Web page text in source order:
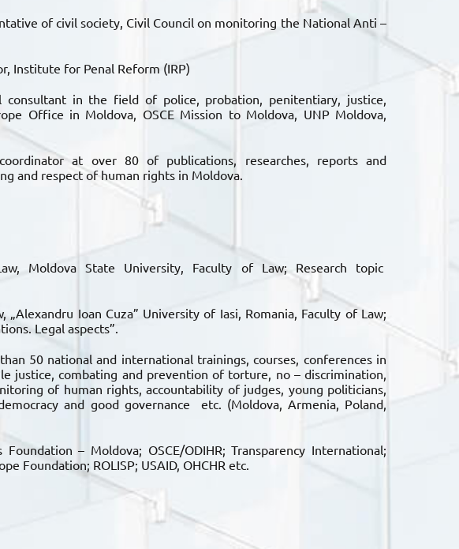
of civil society, Civil Council on monitoring the National Anti –
Institute for Penal Reform (IRP)
in the field of police, probation, penitentiary, justice,
Office in Moldova, OSCE Mission to Moldova, UNP Moldova,
at over 80 of publications, researches, reports and
respect of human rights in Moldova.
Moldova State University, Faculty of Law; Research topic
Ioan Cuza” University of Iasi, Romania, Faculty of Law;
Legal aspects”.
50 national and international trainings, courses, conferences in
justice, combating and prevention of torture, no – discrimination,
of human rights, accountability of judges, young politicians,
and good governance etc. (Moldova, Armenia, Poland,
– Moldova; OSCE/ODIHR; Transparency International;
Foundation; ROLISP; USAID, OHCHR etc.